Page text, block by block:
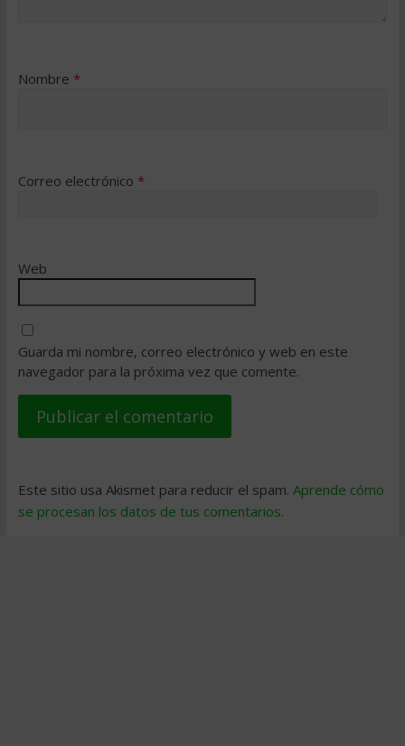
Nombre *
Correo electrónico *
Web
Guarda mi nombre, correo electrónico y web en este
navegador para la próxima vez que comente.
Este sitio usa Akismet para reducir el spam. Aprende cómo
se procesan los datos de tus comentarios.